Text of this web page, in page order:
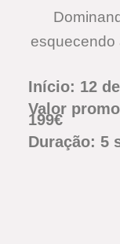
esquecendo
Início: 12
Valor
199€
Duração: 5